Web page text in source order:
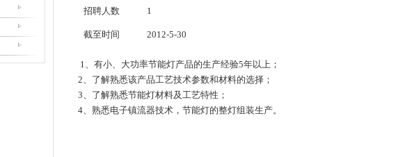
招聘人数 1
截至时间 2012-5-30
1、有小、大功率节能灯产品的生产经验5年以上；
2、了解熟悉该产品工艺技术参数和材料的选择；
3、了解熟悉节能灯材料及工艺特性；
4、熟悉电子镇流器技术，节能灯的整灯组装生产。